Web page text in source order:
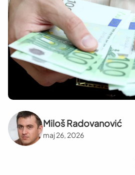
Miloš Radovanović
maj 26, 2026